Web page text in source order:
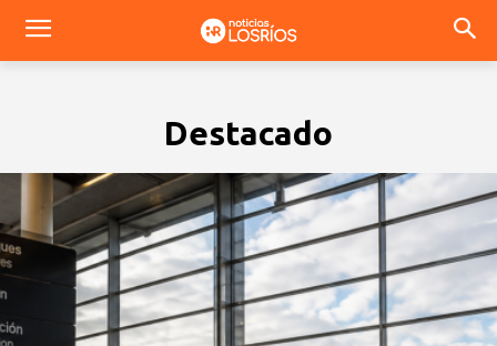
Destacado